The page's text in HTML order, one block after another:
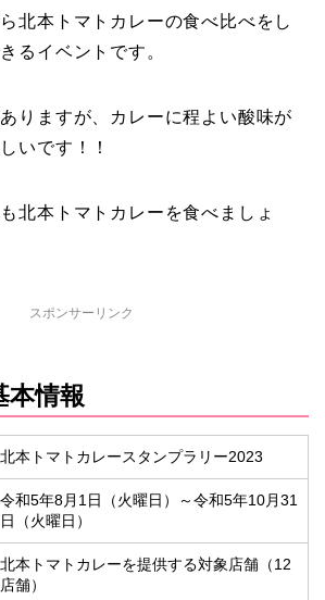
北本トマトカレーの食べ比べをし
るイベントです。
りますが、カレーに程よい酸味が
いです！！
北本トマトカレーを食べましょ
スポンサーリンク
本情報
北本トマトカレースタンプラリー2023
令和5年8月1日（火曜日）～令和5年10月31
日（火曜日）
北本トマトカレーを提供する対象店舗（12
店舗）